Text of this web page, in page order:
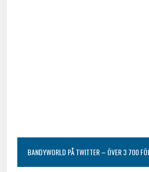
BANDYWORLD PÅ TWITTER – ÖVER 3 700